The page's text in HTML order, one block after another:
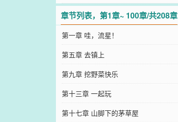
章节列表，第1章~ 100章/共208章
第一章 哇，流星！
第五章 去镇上
第九章 挖野菜快乐
第十三章 一起玩
第十七章 山脚下的茅草屋